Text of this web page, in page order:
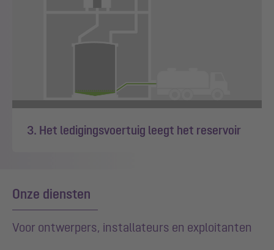
3. Het ledigingsvoertuig leegt het reservoir
Onze diensten
Voor ontwerpers, installateurs en exploitanten